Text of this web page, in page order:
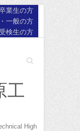
業生の方
一般の方
検生の方
Search
工
High